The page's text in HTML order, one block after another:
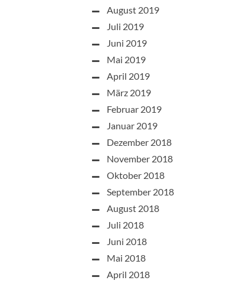
August 2019
Juli 2019
Juni 2019
Mai 2019
April 2019
März 2019
Februar 2019
Januar 2019
Dezember 2018
November 2018
Oktober 2018
September 2018
August 2018
Juli 2018
Juni 2018
Mai 2018
April 2018